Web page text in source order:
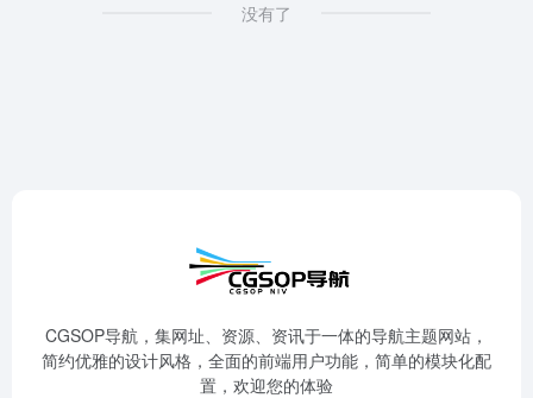
没有了
CGSOP导航，集网址、资源、资讯于一体的导航主题网站，
简约优雅的设计风格，全面的前端用户功能，简单的模块化配
置，欢迎您的体验